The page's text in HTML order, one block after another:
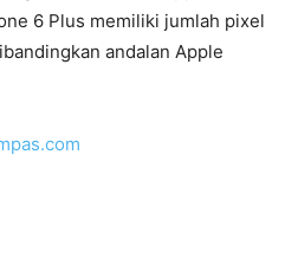
6 Plus memiliki jumlah pixel
andalan Apple